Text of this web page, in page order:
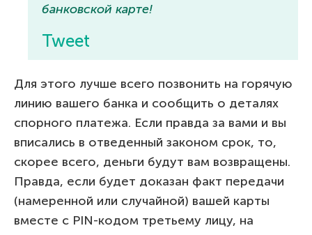
банковской карте!
Tweet
Для этого лучше всего позвонить на горячую
линию вашего банка и сообщить о деталях
спорного платежа. Если правда за вами и вы
вписались в отведенный законом срок, то,
скорее всего, деньги будут вам возвращены.
Правда, если будет доказан факт передачи
(намеренной или случайной) вашей карты
вместе с PIN-кодом третьему лицу, на